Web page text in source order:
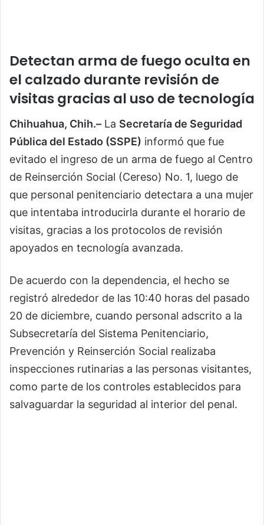
Detectan arma de fuego oculta en
el calzado durante revisión de
visitas gracias al uso de tecnología
Chihuahua, Chih.– La Secretaría de Seguridad
Pública del Estado (SSPE) informó que fue
evitado el ingreso de un arma de fuego al Centro
de Reinserción Social (Cereso) No. 1, luego de
que personal penitenciario detectara a una mujer
que intentaba introducirla durante el horario de
visitas, gracias a los protocolos de revisión
apoyados en tecnología avanzada.
De acuerdo con la dependencia, el hecho se
registró alrededor de las 10:40 horas del pasado
20 de diciembre, cuando personal adscrito a la
Subsecretaría del Sistema Penitenciario,
Prevención y Reinserción Social realizaba
inspecciones rutinarias a las personas visitantes,
como parte de los controles establecidos para
salvaguardar la seguridad al interior del penal.